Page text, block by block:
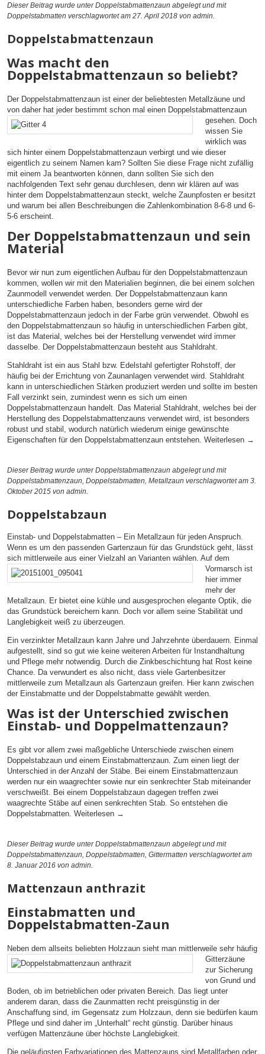
Dieser Beitrag wurde unterDoppelstabmattenzaun abgelegt und mit
Doppelstabmatten verschlagwortet am 27. April 2018 von admin
Doppelstabmattenzaun
Was macht den
Doppelstabmattenzaun so beliebt?
Der Doppelstabmattenzaun ist einer der beliebtesten Metallzäune und
von daher hat jeder bestimmt schon mal einen Doppelstabmattenzaun
gesehen. Doch
wissen Sie
wirklich was
sich hinter einem Doppelstabmattenzaun verbirgt und wie dieser
eigentlich zu seinem Namen kam? Sollten Sie diese Frage nicht zufällig
mit einem Ja beantworten können, dann sollten Sie sich den
nachfolgenden Text sehr genau durchlesen, denn wir klären auf was
hinter dem Doppelstabmattenzaun steckt, welche Zaunpfosten er besitzt
und warum bei allen Beschreibungen die Zahlenkombination 8-6-8 und 6-
5-6 erscheint.
Der Doppelstabmattenzaun und sein
Material
Bevor wir nun zum eigentlichen Aufbau für den Doppelstabmattenzaun
kommen, wollen wir mit den Materialien beginnen, die bei einem solchen
Zaunmodell verwendet werden. Der Doppelstabmattenzaun kann
unterschiedliche Farben haben, besonders gerne wird der
Doppelstabmattenzaun jedoch in der Farbe grün verwendet. Obwohl es
den Doppelstabmattenzaun so häufig in unterschiedlichen Farben gibt,
ist das Material, welches bei der Herstellung verwendet wird immer
dasselbe. Der Doppelstabmattenzaun besteht aus Stahldraht.
Stahldraht ist ein aus Stahl bzw. Edelstahl gefertigter Rohstoff, der
häufig bei der Errichtung von Zaunanlagen verwendet wird. Stahldraht
kann in unterschiedlichen Stärken produziert werden und sollte im besten
Fall verzinkt sein, zumindest wenn es sich um einen
Doppelstabmattenzaun handelt. Das Material Stahldraht, welches bei der
Herstellung des Doppelstabmattenzauns verwendet wird, ist besonders
robust und stabil, wodurch natürlich wiederum einige gewünschte
Eigenschaften für den Doppelstabmattenzaun entstehen. Weiterlesen →
Dieser Beitrag wurde unterDoppelstabmattenzaun abgelegt und mit
Doppelstabmattenzaun, Doppelstabmatten, Metallzaun verschlagwortet am 3.
Oktober 2015 von admin.
Doppelstabzaun
Einstab- und Doppelstabmatten – Ein Metallzaun für jeden Anspruch.
Wenn es um den passenden Gartenzaun für das Grundstück geht, lässt
sich mittlerweile aus einer Vielzahl an Varianten wählen. Auf dem
Vormarsch ist
hier immer
mehr der
Metallzaun. Er bietet eine kühle und ausgesprochen elegante Optik, die
das Grundstück bereichern kann. Doch vor allem seine Stabilität und
Langlebigkeit weiß zu überzeugen.
Ein verzinkter Metallzaun kann Jahre und Jahrzehnte überdauern. Einmal
aufgestellt, sind so gut wie keine weiteren Arbeiten für Instandhaltung
und Pflege mehr notwendig. Durch die Zinkbeschichtung hat Rost keine
Chance. Da verwundert es also nicht, dass viele Gartenbesitzer
mittlerweile zum Metallzaun als Gartenzaun greifen. Hier kann zwischen
der Einstabmatte und der Doppelstabmatte gewählt werden.
Was ist der Unterschied zwischen
Einstab- und Doppelmattenzaun?
Es gibt vor allem zwei maßgebliche Unterschiede zwischen einem
Doppelstabzaun und einem Einstabmattenzaun. Zum einen liegt der
Unterschied in der Anzahl der Stäbe. Bei einem Einstabmattenzaun
werden nur ein waagrechter sowie nur ein senkrechter Stab miteinander
verschweißt. Bei einem Doppelstabzaun dagegen treffen zwei
waagrechte Stäbe auf einen senkrechten Stab. So entstehen die
Doppelstabmatten. Weiterlesen →
Dieser Beitrag wurde unterDoppelstabmattenzaun abgelegt und mit
Doppelstabmattenzaun, Doppelstabmatten, Gittermatten verschlagwortet am
8. Januar 2016 von admin.
Mattenzaun anthrazit
Einstabmatten und
Doppelstabmatten-Zaun
Neben dem allseits beliebten Holzzaun sieht man mittlerweile sehr häufig
Gitterzäune
zur Sicherung
von Grund und
Boden, ob im betrieblichen oder privaten Bereich. Das liegt unter
anderem daran, dass die Zaunmatten recht preisgünstig in der
Anschaffung sind, im Gegensatz zum Holzzaun, denn sie bedürfen kaum
Pflege und sind daher im „Unterhalt“ recht günstig. Darüber hinaus
verfügen Mattenzäune über höchste Langlebigkeit.
Die geläufigsten Farbvariationen des Mattenzauns sind Metallfarben oder